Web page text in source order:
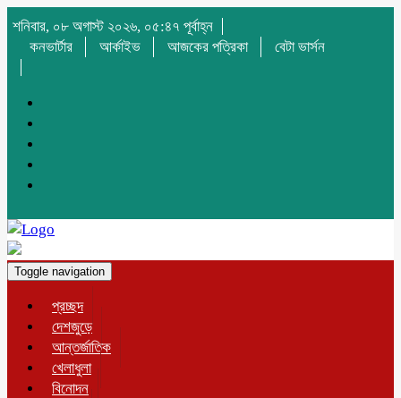
শনিবার, ০৮ অগাস্ট ২০২৬, ০৫:৪৭ পূর্বাহ্ন
কনভার্টার
আর্কাইভ আজকের পত্রিকা বেটা ভার্সন
Toggle navigation
প্রচ্ছদ
দেশজুড়ে
আন্তর্জাতিক
খেলাধুলা
বিনোদন